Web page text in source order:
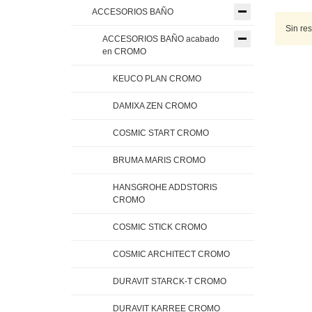
Sin
ACCESORIOS BAÑO
ACCESORIOS BAÑO acabado
en CROMO
KEUCO PLAN CROMO
DAMIXA ZEN CROMO
COSMIC START CROMO
BRUMA MARIS CROMO
HANSGROHE ADDSTORIS
CROMO
COSMIC STICK CROMO
COSMIC ARCHITECT CROMO
DURAVIT STARCK-T CROMO
DURAVIT KARREE CROMO